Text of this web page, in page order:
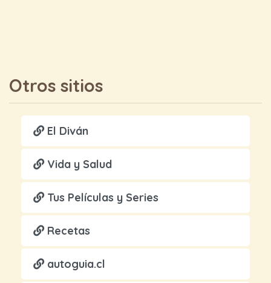
Otros sitios
El Diván
Vida y Salud
Tus Películas y Series
Recetas
autoguia.cl